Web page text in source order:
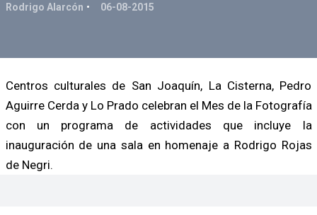
Rodrigo Alarcón 06-08-2015
Centros culturales de San Joaquín, La Cisterna, Pedro
Aguirre Cerda y Lo Prado celebran el Mes de la Fotografía
con un programa de actividades que incluye la
inauguración de una sala en homenaje a Rodrigo Rojas
de Negri.